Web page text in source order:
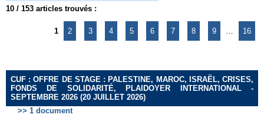
10 / 153 articles trouvés :
1 2 3 4 5 6 7 8 9 … 16
CUF : OFFRE DE STAGE : PALESTINE, MAROC, ISRAËL, CRISES,
FONDS DE SOLIDARITÉ, PLAIDOYER INTERNATIONAL -
SEPTEMBRE 2026 (20 JUILLET 2026)
>> 1 document